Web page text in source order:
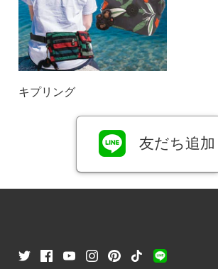
友だち追加
キプリング